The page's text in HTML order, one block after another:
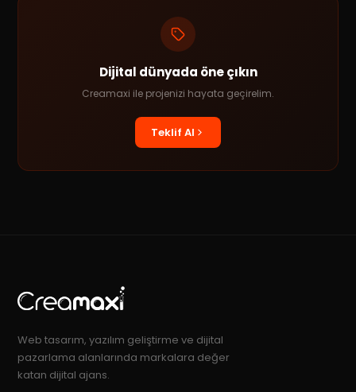
Dijital dünyada öne çıkın
Creamaxi ile projenizi hayata geçirelim.
Teklif Al
Web tasarım, yazılım geliştirme ve dijital
pazarlama alanlarında markalara değer
katan dijital ajans.